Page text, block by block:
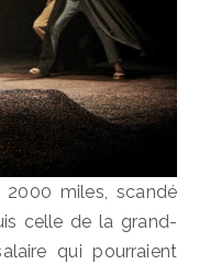
2000 miles, scandé
celle de la grand-
qui pourraient